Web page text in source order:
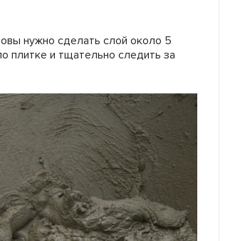
нужно сделать слой около 5
плитке и тщательно следить за